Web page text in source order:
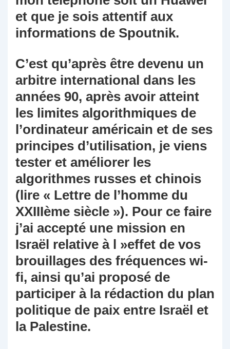
et que je sois attentif aux
informations de Spoutnik.
C’est qu’après être devenu un
arbitre international dans les
années 90, après avoir atteint
les limites algorithmiques de
l’ordinateur américain et de ses
principes d’utilisation, je viens
tester et améliorer les
algorithmes russes et chinois
(lire « Lettre de l’homme du
XXIIIème siècle »). Pour ce faire
j’ai accepté une mission en
Israël relative à l »effet de vos
brouillages des fréquences wi-
fi, ainsi qu’ai proposé de
participer à la rédaction du plan
politique de paix entre Israël et
la Palestine.